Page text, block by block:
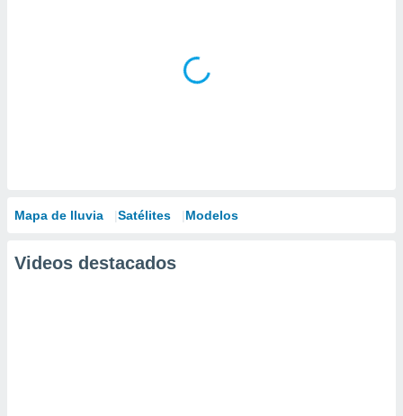
Mapa de lluvia Satélites Modelos
Videos destacados